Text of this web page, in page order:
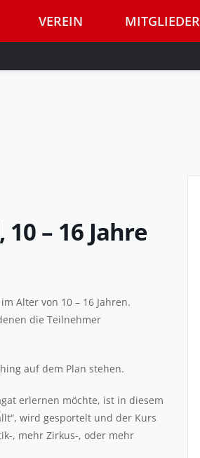
VEREIN MITGLIEDER
– 16 Jahre
Alter von 10 – 16 Jahren.
die Teilnehmer
auf dem Plan stehen.
erlernen möchte, ist in diesem
wird gesportelt und der Kurs
, mehr Zirkus-, oder mehr